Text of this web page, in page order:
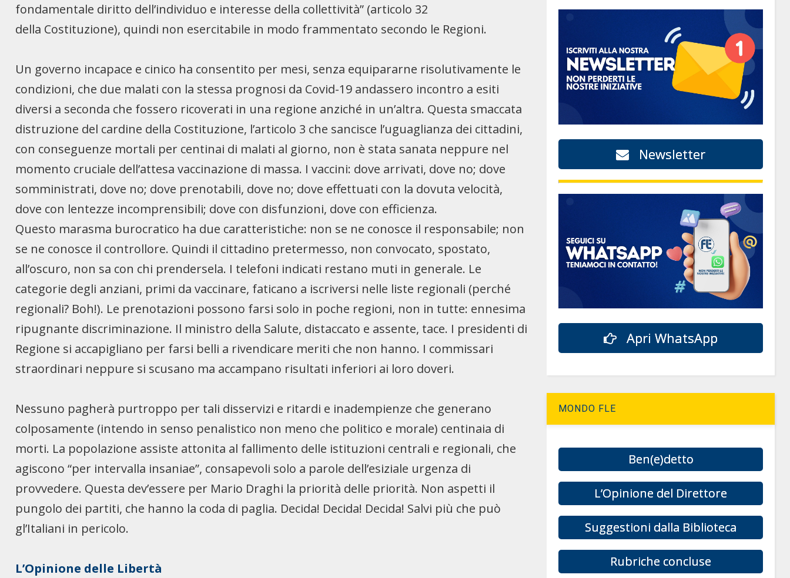
fondamentale diritto dell’individuo e interesse della collettività” (articolo 32
della Costituzione), quindi non esercitabile in modo frammentato secondo le Regioni.
Un governo incapace e cinico ha consentito per mesi, senza equipararne risolutivamente le
condizioni, che due malati con la stessa prognosi da Covid-19 andassero incontro a esiti
diversi a seconda che fossero ricoverati in una regione anziché in un’altra. Questa smaccata
distruzione del cardine della Costituzione, l’articolo 3 che sancisce l’uguaglianza dei cittadini,
con conseguenze mortali per centinai di malati al giorno, non è stata sanata neppure nel
momento cruciale dell’attesa vaccinazione di massa. I vaccini: dove arrivati, dove no; dove
somministrati, dove no; dove prenotabili, dove no; dove effettuati con la dovuta velocità,
dove con lentezze incomprensibili; dove con disfunzioni, dove con efficienza.
Questo marasma burocratico ha due caratteristiche: non se ne conosce il responsabile; non
se ne conosce il controllore. Quindi il cittadino pretermesso, non convocato, spostato,
all’oscuro, non sa con chi prendersela. I telefoni indicati restano muti in generale. Le
categorie degli anziani, primi da vaccinare, faticano a iscriversi nelle liste regionali (perché
regionali? Boh!). Le prenotazioni possono farsi solo in poche regioni, non in tutte: ennesima
ripugnante discriminazione. Il ministro della Salute, distaccato e assente, tace. I presidenti di
Regione si accapigliano per farsi belli a rivendicare meriti che non hanno. I commissari
straordinari neppure si scusano ma accampano risultati inferiori ai loro doveri.
Nessuno pagherà purtroppo per tali disservizi e ritardi e inadempienze che generano
colposamente (intendo in senso penalistico non meno che politico e morale) centinaia di
morti. La popolazione assiste attonita al fallimento delle istituzioni centrali e regionali, che
agiscono “per intervalla insaniae”, consapevoli solo a parole dell’esiziale urgenza di
provvedere. Questa dev’essere per Mario Draghi la priorità delle priorità. Non aspetti il
pungolo dei partiti, che hanno la coda di paglia. Decida! Decida! Decida! Salvi più che può
gl’Italiani in pericolo.
L’Opinione delle Libertà
Newsletter
Apri WhatsApp
MONDO FLE
Ben(e)detto
L’Opinione del Direttore
Suggestioni dalla Biblioteca
Rubriche concluse